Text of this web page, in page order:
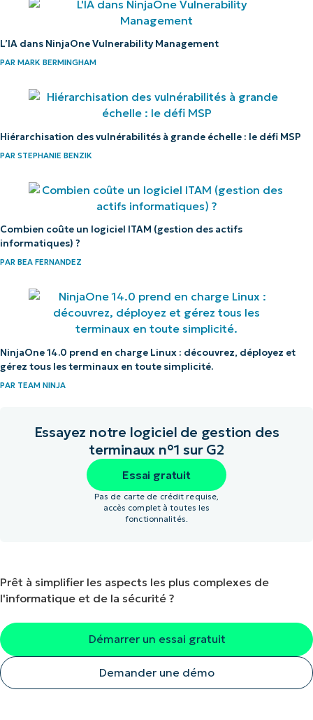
L’IA dans NinjaOne Vulnerability Management
PAR MARK BERMINGHAM
Hiérarchisation des vulnérabilités à grande échelle : le défi MSP
PAR STEPHANIE BENZIK
Combien coûte un logiciel ITAM (gestion des actifs
informatiques) ?
PAR BEA FERNANDEZ
NinjaOne 14.0 prend en charge Linux : découvrez, déployez et
gérez tous les terminaux en toute simplicité.
PAR TEAM NINJA
Essayez notre logiciel de gestion des
terminaux n°1 sur G2
Essai gratuit
Pas de carte de crédit requise,
accès complet à toutes les
fonctionnalités.
Prêt à simplifier les aspects les plus complexes de
l'informatique et de la sécurité ?
Démarrer un essai gratuit
Demander une démo